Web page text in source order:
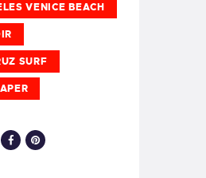
VENICE BEACH
SURF